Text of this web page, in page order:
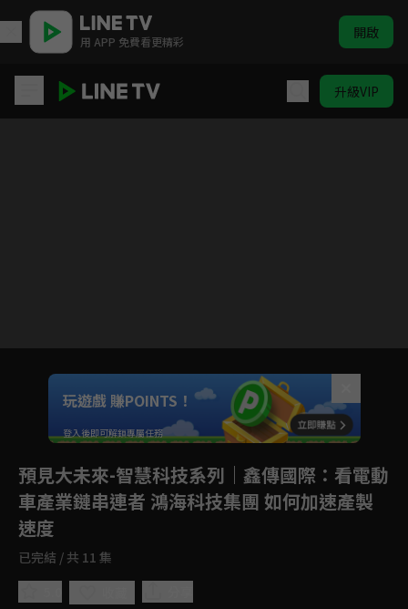
用 APP 免費看更精彩 開啟
升級VIP
Unmute
玩遊戲 賺POINTS！
登入後即可解鎖專屬任務
預見大未來-智慧科技系列｜鑫傳國際 ：看電動
車產業鏈串連者 鴻海科技集團 如何加速產製
速度
已完結 / 共 11 集